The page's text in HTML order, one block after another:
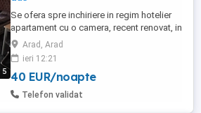
5
Se ofera spre inchiriere in regim hotelier
apartament cu o camera, recent renovat, in
complexul ARED Kaufland, compus din
camera spatioasa, baie, bucatarie si
balcon. Se poate asigura si un loc parcare
acoperit in curte la 50 lei zi sau parcare
gratuita in fata blocului. Nu se accepta
Arad, Arad
ieri 12:21
40 EUR/noapte
Telefon validat